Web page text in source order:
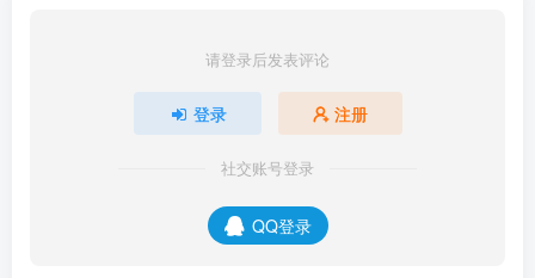
请登录后发表评论
登录 注册
社交账号登录
QQ登录